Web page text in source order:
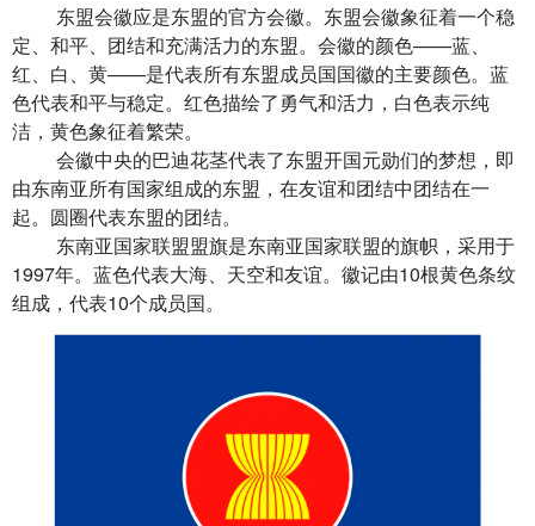
东盟会徽应是东盟的官方会徽。东盟会徽象征着一个稳
定、和平、团结和充满活力的东盟。会徽的颜色——蓝、
红、白、黄——是代表所有东盟成员国国徽的主要颜色。蓝
色代表和平与稳定。红色描绘了勇气和活力，白色表示纯
洁，黄色象征着繁荣。
会徽中央的巴迪花茎代表了东盟开国元勋们的梦想，即
由东南亚所有国家组成的东盟，在友谊和团结中团结在一
起。圆圈代表东盟的团结。
东南亚国家联盟盟旗是东南亚国家联盟的旗帜，采用于
1997年。蓝色代表大海、天空和友谊。徽记由10根黄色条纹
组成，代表10个成员国。